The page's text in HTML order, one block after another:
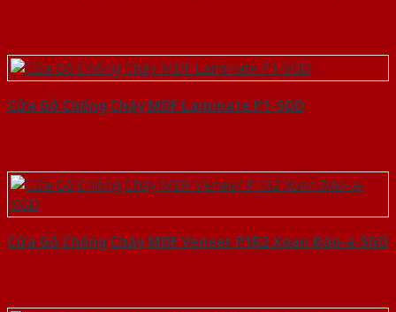
Cửa Gỗ Chống Cháy MDF Laminate P1-SGD
Cửa Gỗ Chống Cháy MDF Veneer P1R2 Xoan Đào-a-SGD